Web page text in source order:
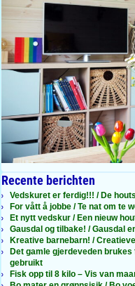
Recente berichten
Vedskuret er ferdig!!! / De
For vått å jobbe / Te nat om te
Et nytt vedskur / Een nieuw
Gausdal og tilbake! / Gausdal
Kreative barnebarn! /
Det gamle gjerdeveden
gebruikt
Fisk opp til 8 kilo – Vis van